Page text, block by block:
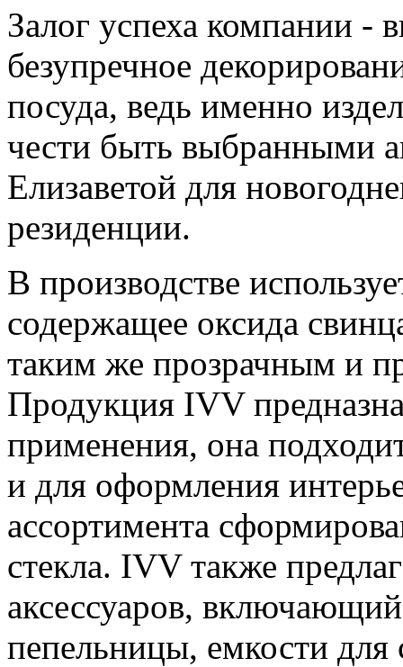
Залог успеха компании -
безупречное
посуда, ведь именно
чести быть выбранными
Елизаветой для
резиденции.
В производстве
содержащее оксида
таким же прозрачным и
Продукция IVV
применения, она
и для оформления
ассортимента
стекла. IVV также
аксессуаров,
пепельницы, емкости для